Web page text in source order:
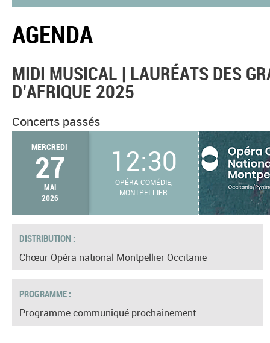
AGENDA
MIDI MUSICAL | LAURÉATS DES
D’AFRIQUE 2025
Concerts passés
MERCREDI
27
MAI
2026
12:30
OPÉRA COMÉDIE,
MONTPELLIER
DISTRIBUTION :
Chœur Opéra national Montpellier Occitanie
PROGRAMME :
Programme communiqué prochainement